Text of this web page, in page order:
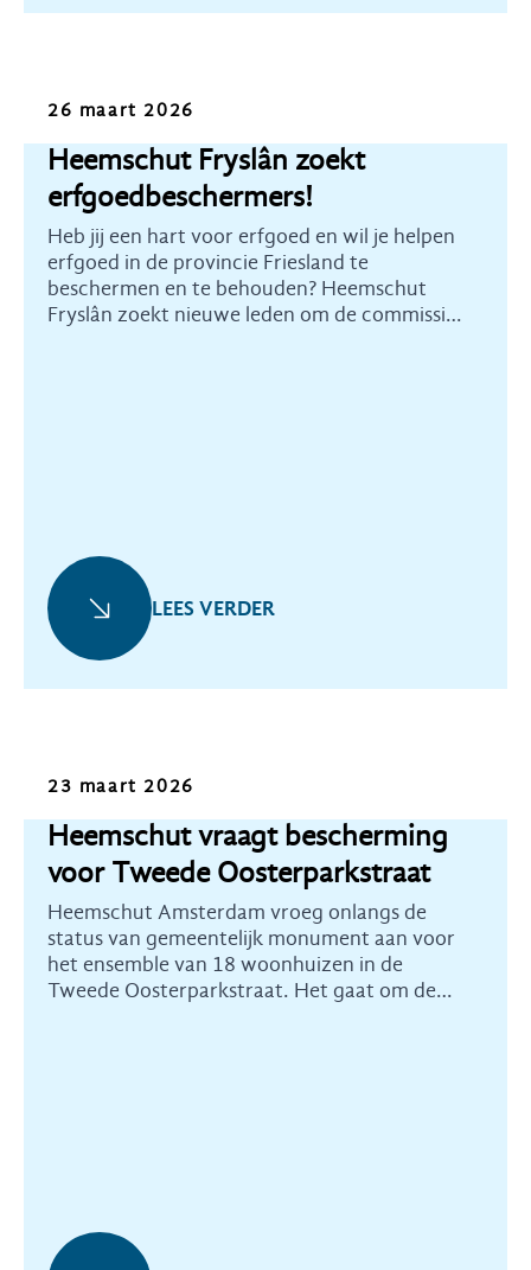
Oproep
26 maart 2026
Heemschut Fryslân zoekt
erfgoedbeschermers!
Heb jij een hart voor erfgoed en wil je helpen
erfgoed in de provincie Friesland te
beschermen en te behouden? Heemschut
Fryslân zoekt nieuwe leden om de commissie
LEES VERDER
Nieuws
23 maart 2026
Heemschut vraagt bescherming
voor Tweede Oosterparkstraat
Heemschut Amsterdam vroeg onlangs de
status van gemeentelijk monument aan voor
het ensemble van 18 woonhuizen in de
Tweede Oosterparkstraat. Het gaat om de